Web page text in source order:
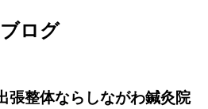
ログ
張整体ならしながわ鍼灸院